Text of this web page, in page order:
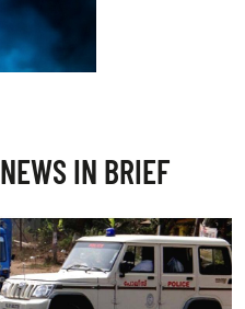
NEWS IN BRIEF